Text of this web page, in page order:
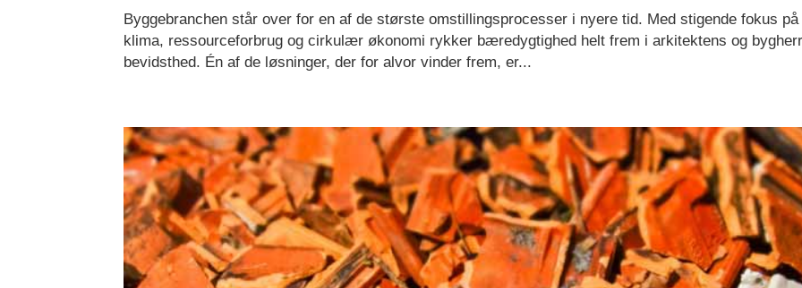
Byggebranchen står over for en af de største omstillingsprocesser i nyere tid. Med stigende fokus på
klima, ressourceforbrug og cirkulær økonomi rykker bæredygtighed helt frem i arkitektens og
bevidsthed. Én af de løsninger, der for alvor vinder frem, er...